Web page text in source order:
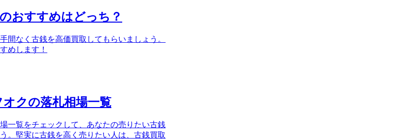
おすすめはどっち？
間なく古銭を高価買取してもらいましょう。
めします！
クの落札相場一覧
一覧をチェックして、あなたの売りたい古銭
。堅実に古銭を高く売りたい人は、古銭買取